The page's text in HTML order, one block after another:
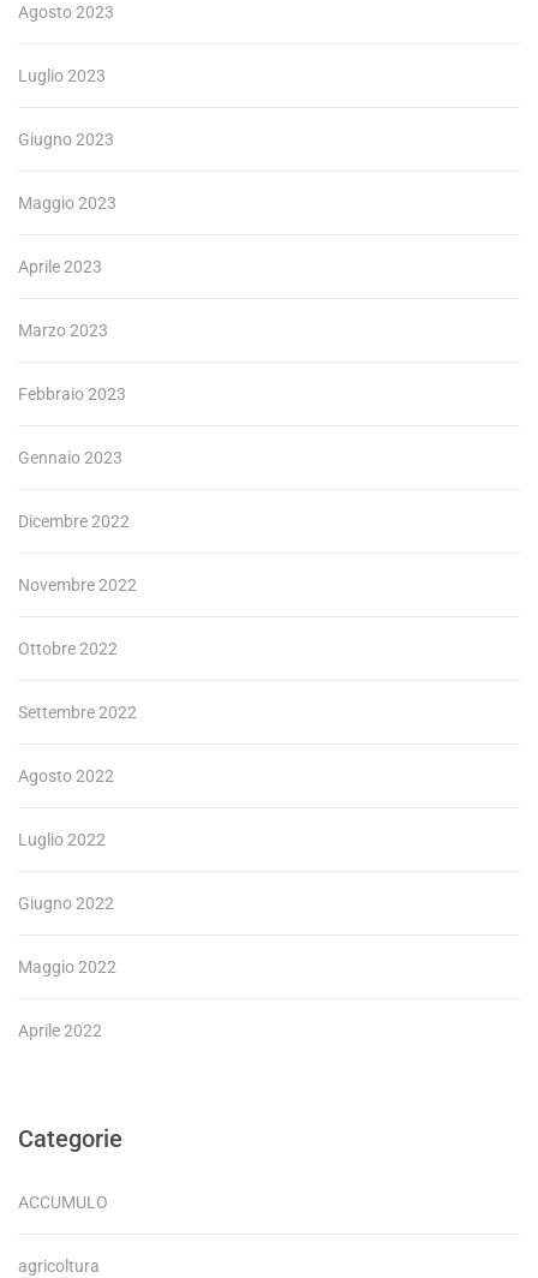
Agosto 2023
Luglio 2023
Giugno 2023
Maggio 2023
Aprile 2023
Marzo 2023
Febbraio 2023
Gennaio 2023
Dicembre 2022
Novembre 2022
Ottobre 2022
Settembre 2022
Agosto 2022
Luglio 2022
Giugno 2022
Maggio 2022
Aprile 2022
Categorie
ACCUMULO
agricoltura